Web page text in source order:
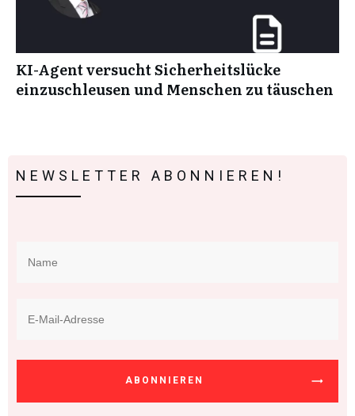
KI-Agent versucht Sicherheitslücke
einzuschleusen und Menschen zu täuschen
NEWSLETTER ABONNIEREN!
ABONNIEREN